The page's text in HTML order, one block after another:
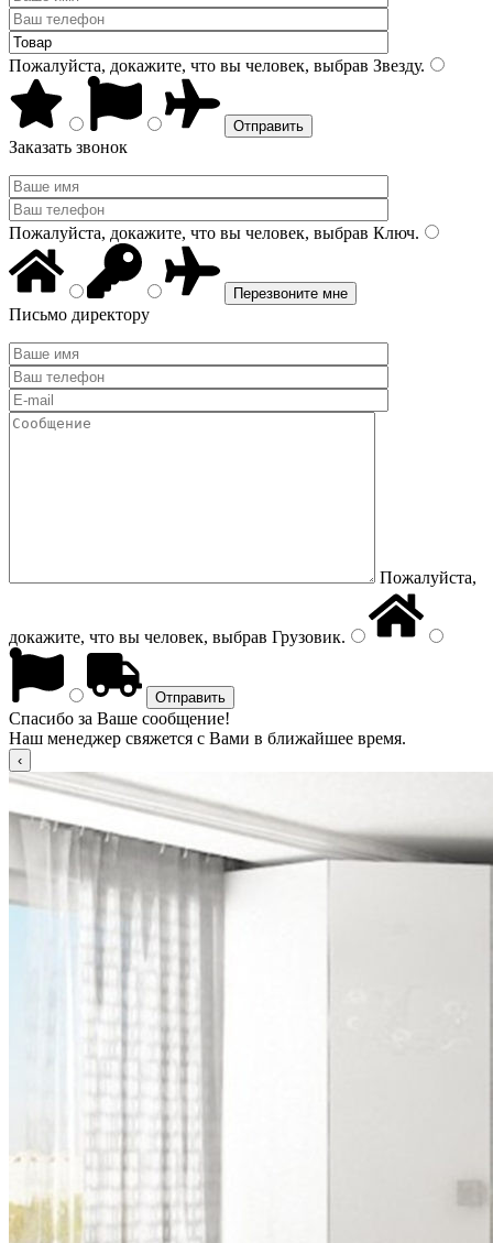
Пожалуйста, докажите, что вы человек, выбрав Звезду.
Заказать звонок
Пожалуйста, докажите, что вы человек, выбрав Ключ.
Письмо директору
Пожалуйста,
докажите, что вы человек, выбрав Грузовик.
Спасибо за Ваше сообщение!
Наш менеджер свяжется с Вами в ближайшее время.